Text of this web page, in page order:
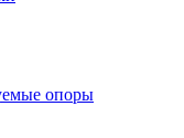
опоры